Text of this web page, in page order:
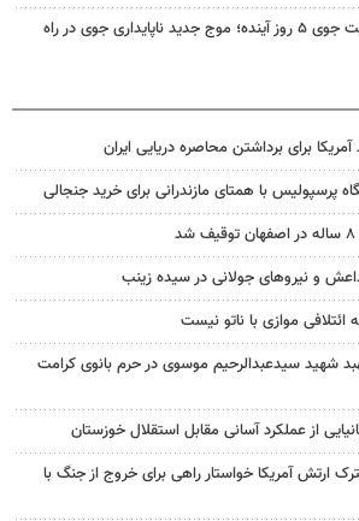
پیش‌بینی وضعیت جوی ۵ روز آینده؛ موج جدید ناپایداری جوی در راه
برای برداشتن محاصره دریایی ایران
پرسپولیس با همتای مازندرانی برای خرید جنجالی
و نیروهای جولانی در سیده زینب
ائتلافی موازی با ناتو نیست
شهید سیدعبدالرحیم موسوی در حرم بانوی کرامت
از عملکرد آسانی مقابل استقلال خوزستان
ارتش آمریکا خواستار راهی برای خروج از جنگ با